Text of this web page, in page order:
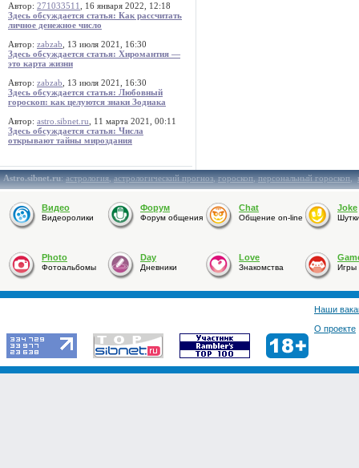
Автор: 271033511
, 16 января 2022, 12:18
Здесь обсуждается статья: Как рассчитать
личное денежное число
Автор: zabzab , 13 июля 2021, 16:30
Здесь обсуждается статья: Хиромантия —
это карта жизни
Автор: zabzab , 13 июля 2021, 16:30
Здесь обсуждается статья: Любовный
гороскоп: как целуются знаки Зодиака
Автор: astro.sibnet.ru , 11 марта 2021, 00:11
Здесь обсуждается статья: Числа
открывают тайны мироздания
Astro.sibnet.ru:астрология,астрологический прогноз,гороскоп,персональный гороскоп,
Видео
Видеоролики
Форум
Форум общения
Chat
Общение on-line
Joke
Photo
Фотоальбомы
Day
Дневники
Love
Знакомства Игры
Наши
О проекте